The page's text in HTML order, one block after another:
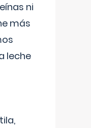
ni
más
leche